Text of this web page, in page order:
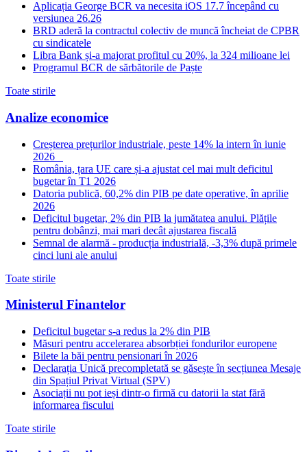
Aplicația George BCR va necesita iOS 17.7 începând cu
versiunea 26.26
BRD aderă la contractul colectiv de muncă încheiat de CPBR
cu sindicatele
Libra Bank și-a majorat profitul cu 20%, la 324 milioane lei
Programul BCR de sărbătorile de Paște
Toate stirile
Analize economice
Creșterea prețurilor industriale, peste 14% la intern în iunie
2026
România, țara UE care și-a ajustat cel mai mult deficitul
bugetar în T1 2026
Datoria publică, 60,2% din PIB pe date operative, în aprilie
2026
Deficitul bugetar, 2% din PIB la jumătatea anului. Plățile
pentru dobânzi, mai mari decât ajustarea fiscală
Semnal de alarmă - producția industrială, -3,3% după primele
cinci luni ale anului
Toate stirile
Ministerul Finantelor
Deficitul bugetar s-a redus la 2% din PIB
Măsuri pentru accelerarea absorbției fondurilor europene
Bilete la băi pentru pensionari în 2026
Declarația Unică precompletată se găsește în secțiunea Mesaje
din Spațiul Privat Virtual (SPV)
Asociații nu pot ieși dintr-o firmă cu datorii la stat fără
informarea fiscului
Toate stirile